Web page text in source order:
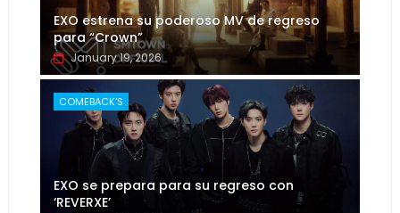
EXO estrena su poderoso MV de regreso
para “Crown”
January 19, 2026
COMEBACK'S
EXO se prepara para su regreso con
‘REVERXE’